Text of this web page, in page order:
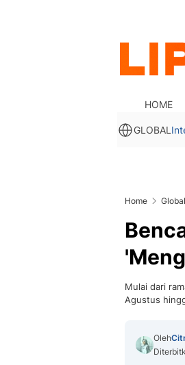
HOME
GLOBAL
Home Global
Mulai dari
Agustus
Oleh